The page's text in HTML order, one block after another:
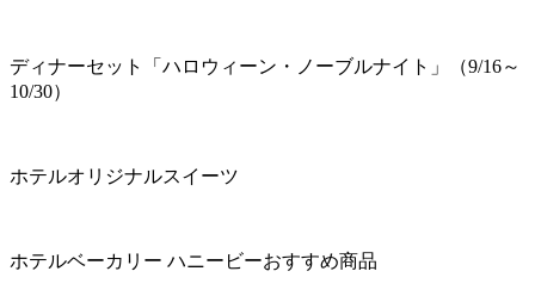
ディナーセット「ハロウィーン・ノーブルナイト」（9/16～
10/30）
ホテルオリジナルスイーツ
ホテルベーカリー ハニービーおすすめ商品